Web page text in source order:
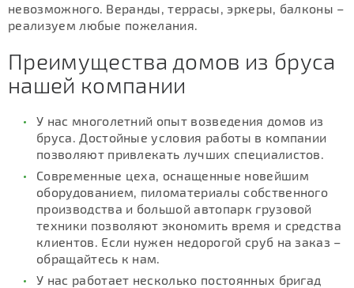
невозможного. Веранды, террасы, эркеры, балконы –
реализуем любые пожелания.
Преимущества домов из бруса
нашей компании
У нас многолетний опыт возведения домов из
бруса. Достойные условия работы в компании
позволяют привлекать лучших специалистов.
Современные цеха, оснащенные новейшим
оборудованием, пиломатериалы собственного
производства и большой автопарк грузовой
техники позволяют экономить время и средства
клиентов. Если нужен недорогой сруб на заказ –
обращайтесь к нам.
У нас работает несколько постоянных бригад